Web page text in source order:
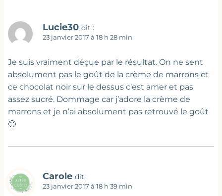
Lucie30 dit :
23 janvier 2017 à 18 h 28 min
Je suis vraiment déçue par le résultat. On ne sent
absolument pas le goût de la crème de marrons et
ce chocolat noir sur le dessus c’est amer et pas
assez sucré. Dommage car j’adore la crème de
marrons et je n’ai absolument pas retrouvé le goût
🙁
Carole dit :
23 janvier 2017 à 18 h 39 min